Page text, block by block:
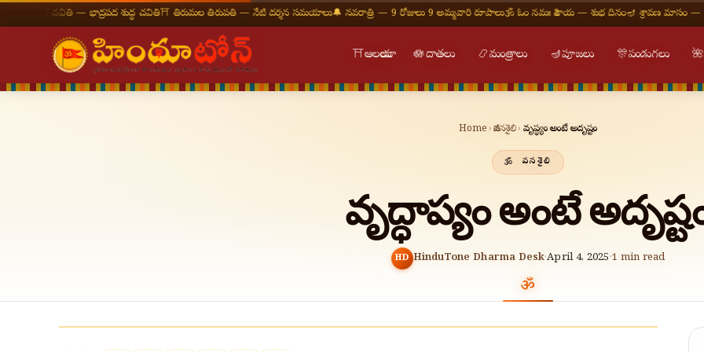
చవితి — భాద్రపద శుద్ధ చవితి⛩ తిరుమల తిరుపతి — నేటి దర్శన సమయాలు 🔔 నవరాత్రి — 9 రోజులు 9 అమ్మవారి రూపాలు🕉 ఓం నమః శివాయ — శుభ దినం🪔 శ్రావణ మాసం — ప్రతి
⛩ఆలయాలు 🪷దాతలు 📿మంత్రాలు 🪔పూజలు 🎊పండుగలు 🌺
Home ›జీవనశైలి› వృద్ధాప్యం అంటే అదృష్టం
జీవనశైలి
వృద్ధాప్యం అంటే
HD HinduTone Dharma Desk·April 4, 2025·1 min read